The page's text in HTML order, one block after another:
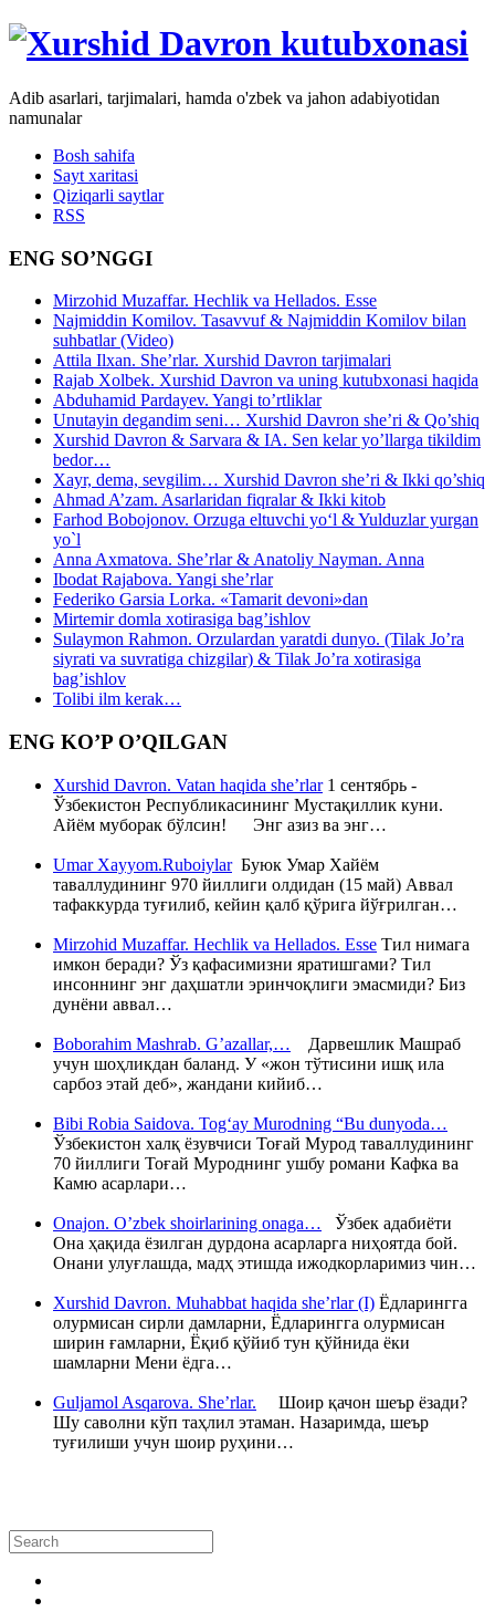
Adib asarlari, tarjimalari, hamda o'zbek va jahon adabiyotidan
namunalar
Bosh sahifa
Sayt xaritasi
Qiziqarli saytlar
RSS
ENG SO’NGGI
Mirzohid Muzaffar. Hechlik va Hellados. Esse
Najmiddin Komilov. Tasavvuf & Najmiddin Komilov bilan
suhbatlar (Video)
Attila Ilxan. She’rlar. Xurshid Davron tarjimalari
Rajab Xolbek. Xurshid Davron va uning kutubxonasi haqida
Abduhamid Pardayev. Yangi to’rtliklar
Unutayin degandim seni… Xurshid Davron she’ri & Qo’shiq
Xurshid Davron & Sarvara & IA. Sen kelar yo’llarga tikildim
bedor…
Xayr, dema, sevgilim… Xurshid Davron she’ri & Ikki qo’shiq
Ahmad A’zam. Asarlaridan fiqralar & Ikki kitob
Farhod Bobojonov. Orzuga eltuvchi yo‘l & Yulduzlar yurgan
yo`l
Anna Axmatova. She’rlar & Anatoliy Nayman. Anna
Ibodat Rajabova. Yangi she’rlar
Federiko Garsia Lorka. «Tamarit devoni»dan
Mirtemir domla xotirasiga bag’ishlov
Sulaymon Rahmon. Orzulardan yaratdi dunyo. (Tilak Jo’ra
siyrati va suvratiga chizgilar) & Tilak Jo’ra xotirasiga
bag’ishlov
Tolibi ilm kerak…
ENG KO’P O’QILGAN
Xurshid Davron. Vatan haqida she’rlar1 сентябрь -
Ўзбекистон Республикасининг Мустақиллик куни.
Айём муборак бўлсин! Энг азиз ва энг…
Umar Xayyom.RuboiylarБуюк Умар Хайём
таваллудининг 970 йиллиги олдидан (15 май) Аввал
тафаккурда туғилиб, кейин қалб қўрига йўғрилган…
Mirzohid Muzaffar. Hechlik va Hellados. Esse Тил нимага
имкон беради? Ўз қафасимизни яратишгами? Тил
инсоннинг энг даҳшатли эринчоқлиги эмасмиди? Биз
дунёни аввал…
Boborahim Mashrab. G’azallar,… Дарвешлик Машраб
учун шоҳликдан баланд. У «жон тўтисини ишқ ила
сарбоз этай деб», жандани кийиб…
Bibi Robia Saidova. Tog‘ay Murodning “Bu dunyoda…
Ўзбекистон халқ ёзувчиси Тоғай Мурод таваллудининг
70 йиллиги Тоғай Муроднинг ушбу романи Кафка ва
Камю асарлари…
Onajon. O’zbek shoirlarining onaga… Ўзбек адабиёти
Она ҳақида ёзилган дурдона асарларга ниҳоятда бой.
Онани улуғлашда, мадҳ этишда ижодкорларимиз чин…
Xurshid Davron. Muhabbat haqida she’rlar (I) Ёдларингга
олурмисан сирли дамларни, Ёдларингга олурмисан
ширин ғамларни, Ёқиб қўйиб тун қўйнида ёки
шамларни Мени ёдга…
Guljamol Asqarova. She’rlar. Шоир қачон шеър ёзади?
Шу саволни кўп таҳлил этаман. Назаримда, шеър
туғилиши учун шоир руҳини…